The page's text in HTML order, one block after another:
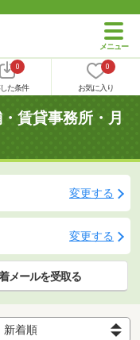
0
た条件
0
お気に入り
賃貸事務所・月
変更する
変更する
メールを受取る